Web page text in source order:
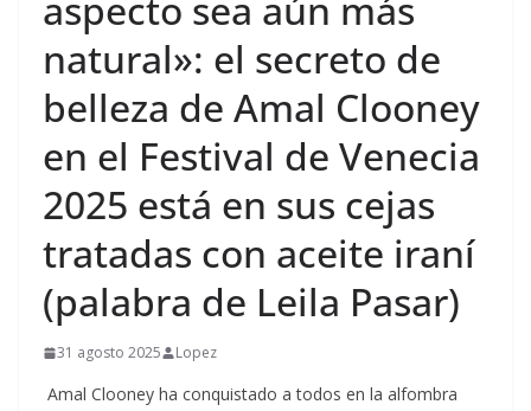
aspecto sea aún más
natural»: el secreto de
belleza de Amal Clooney
en el Festival de Venecia
2025 está en sus cejas
tratadas con aceite iraní
(palabra de Leila Pasar)
31 agosto 2025 Lopez
Amal Clooney ha conquistado a todos en la alfombra